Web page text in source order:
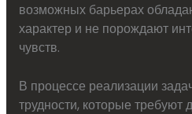
возможных барьерах
характер и не порождают
чувств.
В процессе реализации
трудности, которые требуют